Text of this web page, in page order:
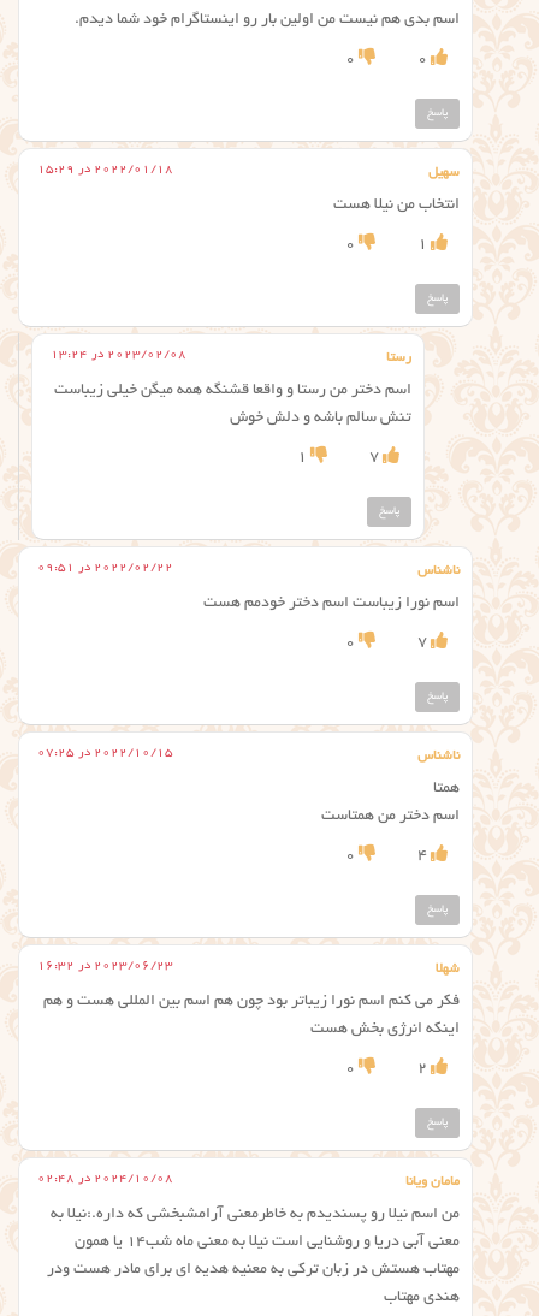
اسم بدی هم نیست من اولین بار رو اینستاگرام خود شما دیدم.
0
0
پاسخ
سهیل 2022/01/18 در 15:29
انتخاب من نیلا هست
1
0
پاسخ
رستا 2023/02/08 در 13:24
اسم دختر من رستا و واقعا قشنگه همه میگن خیلی زیباست
تنش سالم باشه و دلش خوش
7
1
پاسخ
ناشناس 2022/02/22 در 09:51
اسم نورا زیباست اسم دختر خودمم هست
7
0
پاسخ
ناشناس 2022/10/15 در 07:25
همتا
اسم دختر من همتاست
4
0
پاسخ
شهلا 2023/06/23 در 16:32
فکر می کنم اسم نورا زیباتر بود چون هم اسم بین المللی هست و هم
اینکه انرژی بخش هست
2
0
پاسخ
مامان ویانا 2024/10/08 در 02:48
من اسم نیلا رو پسندیدم به خاطرمعنی آرامشبخشی که داره.:نیلا به
معنی آبی دریا و روشنایی است نیلا به معنی ماه شب۱۴ یا همون
مهتاب هستش در زبان ترکی به معنیه هدیه ای برای مادر هست ودر
هندی مهتاب